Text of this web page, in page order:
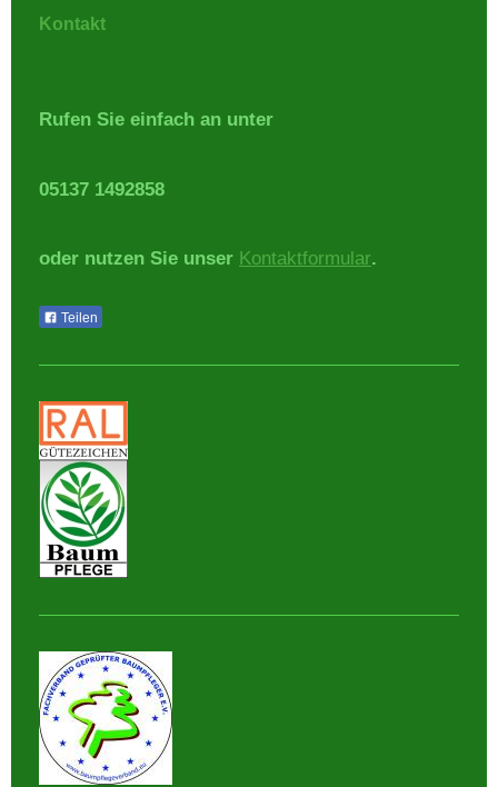
Kontakt
Rufen Sie einfach an unter
05137 1492858
oder nutzen Sie unser Kontaktformular.
Teilen